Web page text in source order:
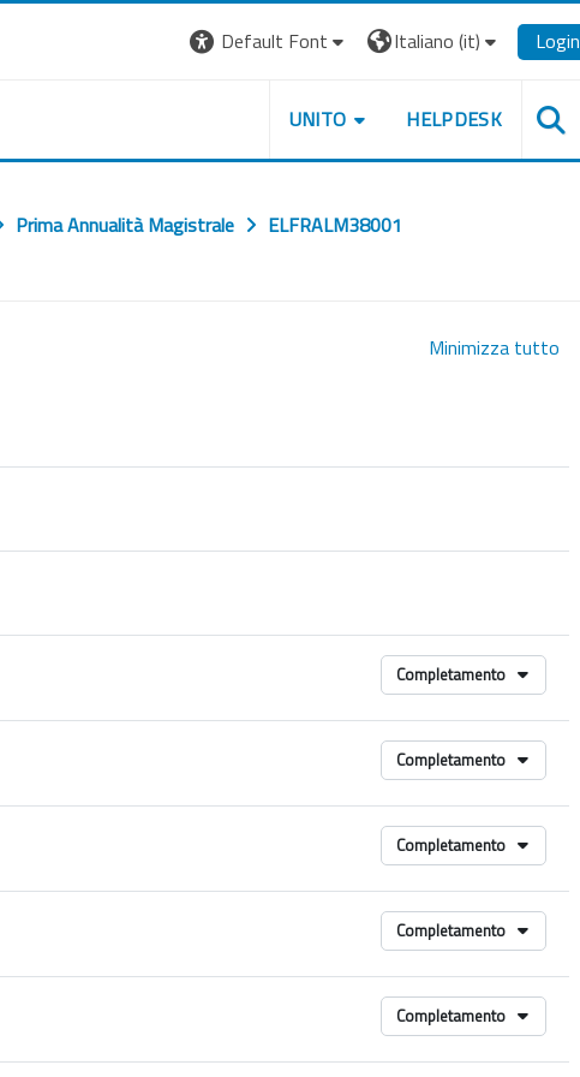
Default Font Italiano ‎(it)‎ Login
UNITO HELPDESK
Prima Annualità Magistrale ELFRALM38001
Minimizza tutto
Completamento
Completamento
Completamento
Completamento
Completamento